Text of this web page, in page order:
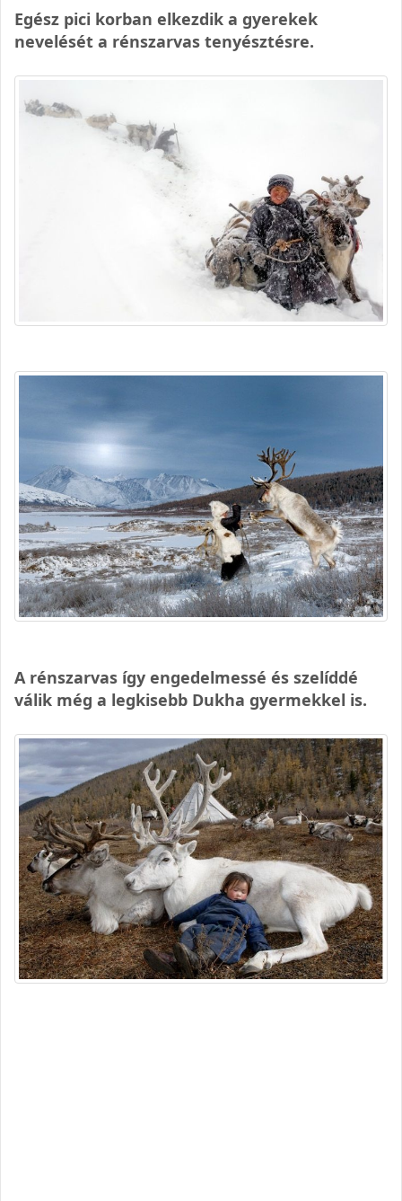
Egész pici korban elkezdik a gyerekek
nevelését a rénszarvas tenyésztésre.
A rénszarvas így engedelmessé és szelíddé
válik még a legkisebb Dukha gyermekkel is.